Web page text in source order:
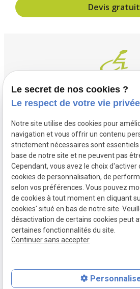
Devis gratuit
Contact
03 20 32 97 37
flandremedical@gmail.com
Horaires
Lundi - Vendredi
09:00 - 12:00 et 14:00 - 18:30
Mentions
Politique de
Le secret de nos cookies ?
Le respect de votre vie privée
Notre site utilise des cookies pour
navigation et vous offrir un contenu
strictement nécessaires sont
base de notre site et ne peuvent pas
Cependant, vous avez le choix d'activer
cookies de personnalisation, de
selon vos préférences. Vous pouvez
de cookies à tout moment en cliquant
cookies' situé en bas de notre site.
désactivation de certains cookies peut
certaines fonctionnalités du site.
Continuer sans accepter